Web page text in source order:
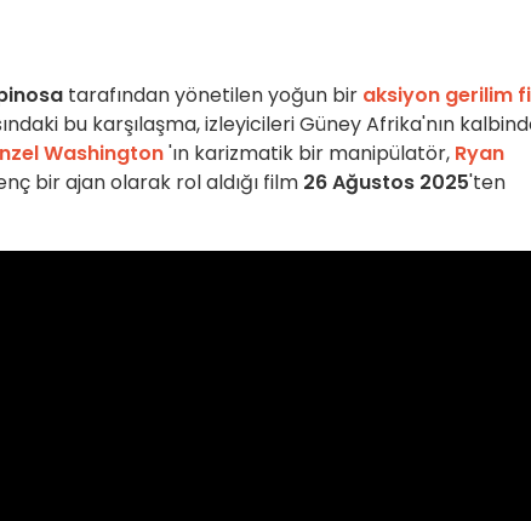
tarafından yönetilen yoğun bir aksiyon gerilim
bu karşılaşma, izleyicileri Güney Afrika'nın
Washington'ın karizmatik bir manipülatör, Ryan
bir ajan olarak rol aldığı film 26 Ağustos 2025'ten